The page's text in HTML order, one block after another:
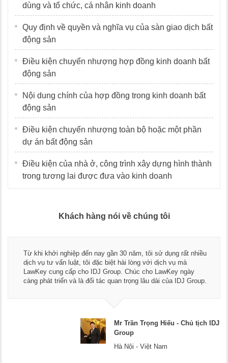
dùng và tổ chức, cá nhân kinh doanh
Quy định về quyền và nghĩa vụ của sàn giao dịch bất
động sản
Điều kiện chuyển nhượng hợp đồng kinh doanh bất
động sản
Nội dung chính của hợp đồng trong kinh doanh bất
động sản
Điều kiện chuyển nhượng toàn bộ hoặc một phần
dự án bất động sản
Điều kiện của nhà ở, công trình xây dựng hình thành
trong tương lai được đưa vào kinh doanh
Khách hàng nói về chúng tôi
Từ khi khởi nghiệp đến nay gần 30 năm, tôi sử dụng rất nhiều
dịch vụ tư vấn luật, tôi đặc biệt hài lòng với dịch vụ mà
LawKey cung cấp cho IDJ Group. Chúc cho LawKey ngày
càng phát triển và là đối tác quan trọng lâu dài của IDJ Group.
Mr Trần Trọng Hiếu - Chủ tịch IDJ
Group
Hà Nội - Việt Nam